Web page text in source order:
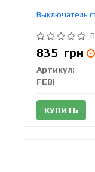
Выключатель
835 грн
Артикул:
FEBI
КУПИТЬ